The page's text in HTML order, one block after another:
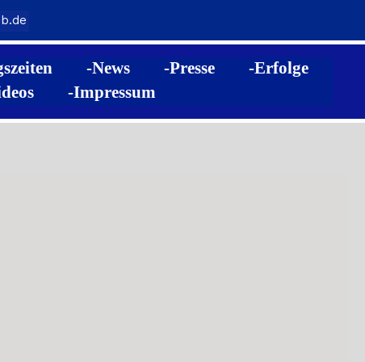
-News -Presse
-Erfolge
-Impressum